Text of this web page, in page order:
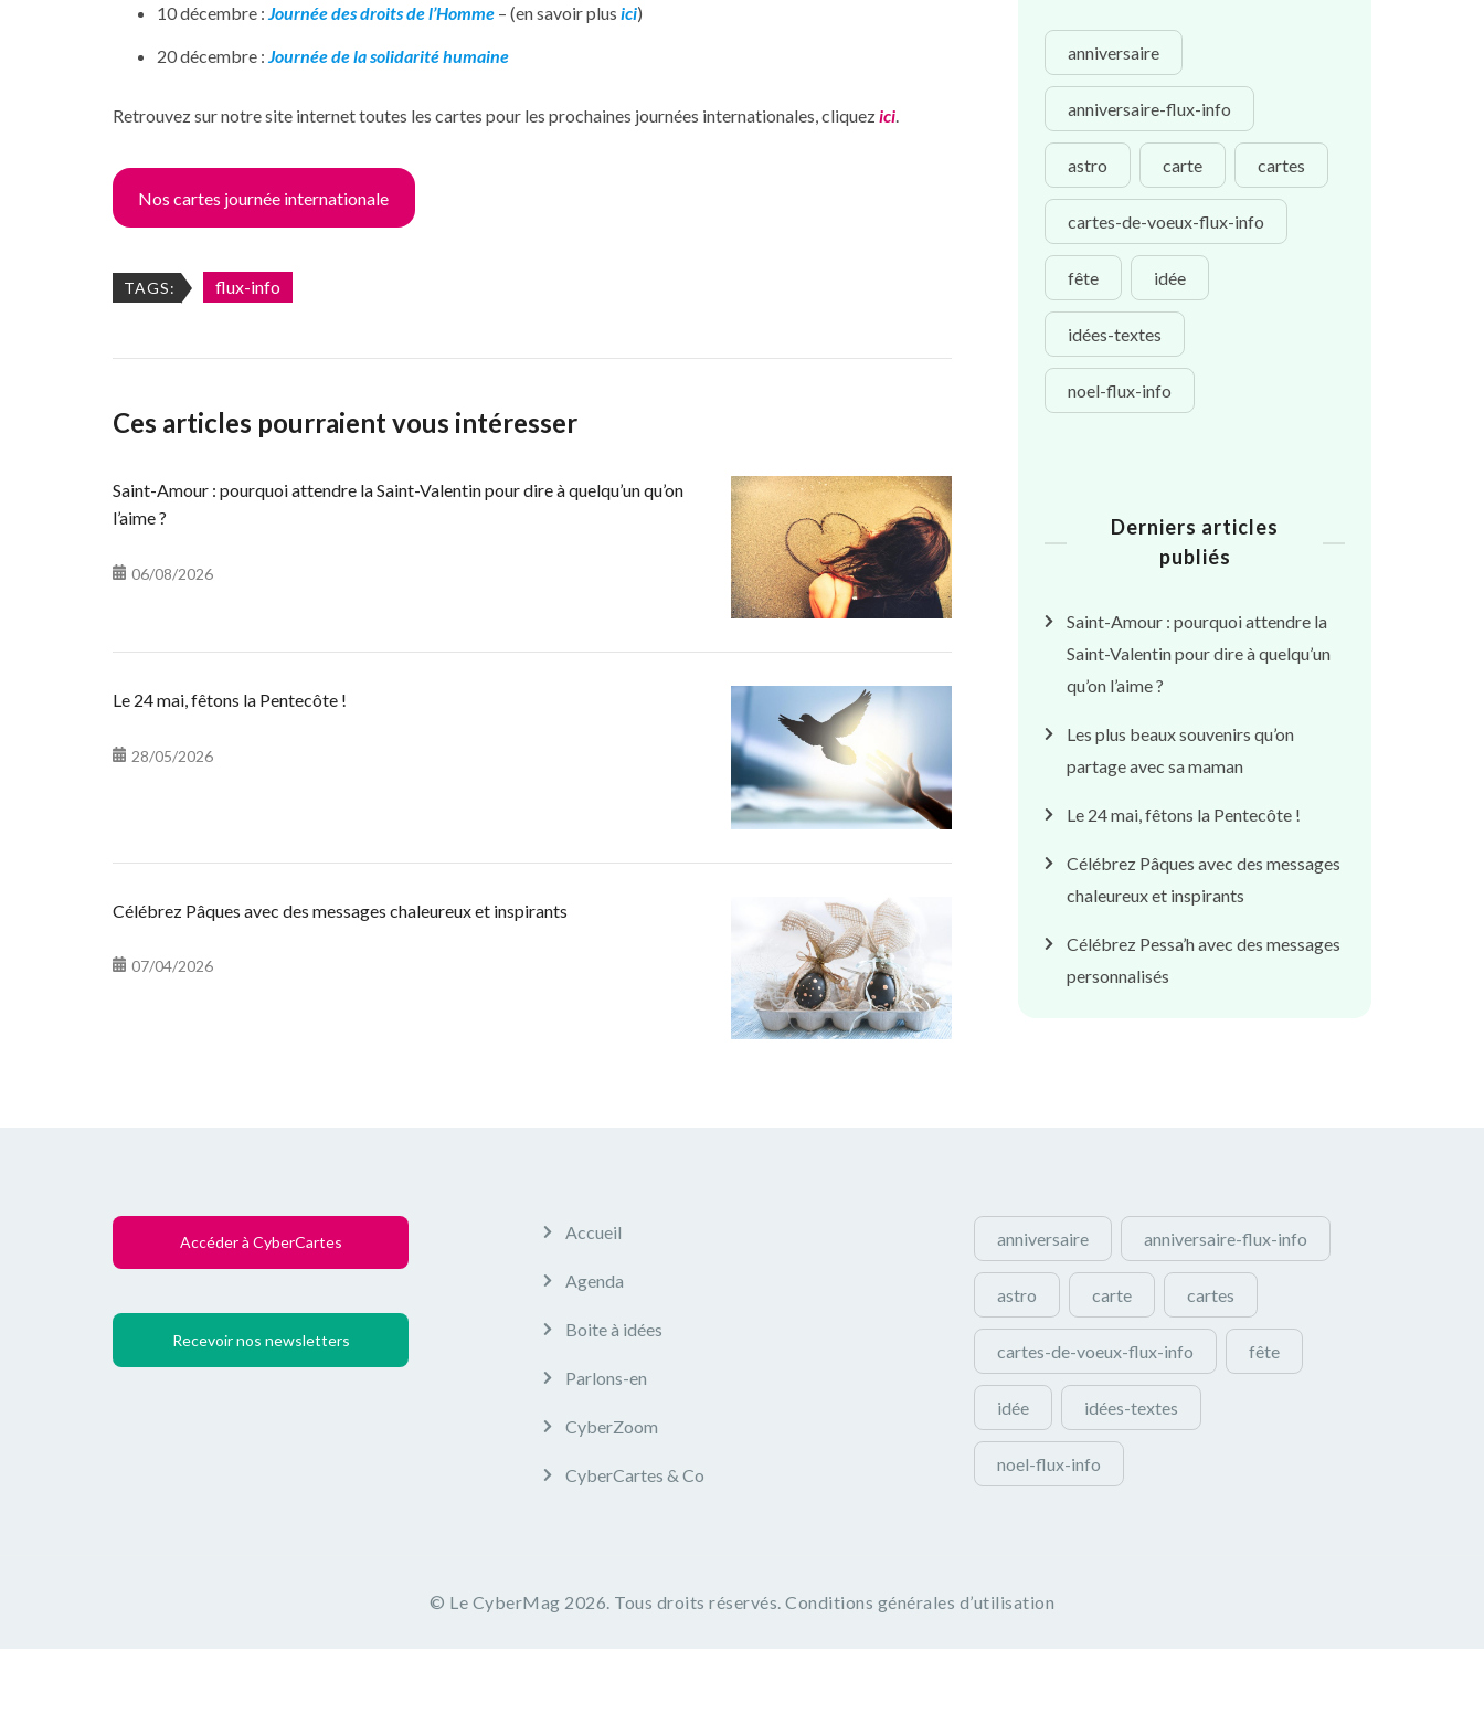
10 décembre : Journée des droits de l’Homme – (en savoir plus ici)
20 décembre : Journée de la solidarité humaine
Retrouvez sur notre site internet toutes les cartes pour les prochaines journées internationales, cliquezici.
Nos cartes journée internationale
TAGS: flux-info
Ces articles pourraient vous intéresser
Saint-Amour : pourquoi attendre la Saint-Valentin pour dire à quelqu’un qu’on
l’aime ?
06/08/2026
Le 24 mai, fêtons la Pentecôte !
28/05/2026
Célébrez Pâques avec des messages chaleureux et inspirants
07/04/2026
anniversaire
anniversaire-flux-info
astro carte cartes
cartes-de-voeux-flux-info
fête idée
idées-textes
noel-flux-info
Derniers articles
publiés
Saint-Amour : pourquoi attendre la
Saint-Valentin pour dire à quelqu’un
qu’on l’aime ?
Les plus beaux souvenirs qu’on
partage avec sa maman
Le 24 mai, fêtons la Pentecôte !
Célébrez Pâques avec des messages
chaleureux et inspirants
Célébrez Pessa’h avec des messages
personnalisés
Accéder à CyberCartes
Recevoir nos newsletters
Accueil
Agenda
Boite à idées
Parlons-en
CyberZoom
CyberCartes & Co
anniversaire anniversaire-flux-info
astro carte cartes
cartes-de-voeux-flux-info fête
idée idées-textes
noel-flux-info
© Le CyberMag 2026. Tous droits réservés. Conditions générales d’utilisation